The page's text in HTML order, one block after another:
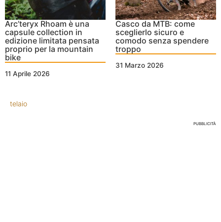
Arc’teryx Rhoam è una
capsule collection in
edizione limitata pensata
proprio per la mountain
bike
11 Aprile 2026
Casco da MTB: come
sceglierlo sicuro e
comodo senza spendere
troppo
31 Marzo 2026
telaio
PUBBLICITÀ